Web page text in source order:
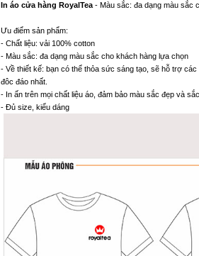
In áo cửa hàng RoyalTea - Màu sắc: đa dạng màu sắc
Ưu điểm sản phẩm:
- Chất liệu: vải 100% cotton
- Màu sắc: đa dạng màu sắc cho khách hàng lựa chọn
- Về thiết kế: bạn có thể thỏa sức sáng tạo, sẽ hỗ trợ
đôc đáo nhất.
- In ấn trên mọi chất liệu áo, đảm bảo màu sắc đẹp và
- Đủ size, kiểu dáng